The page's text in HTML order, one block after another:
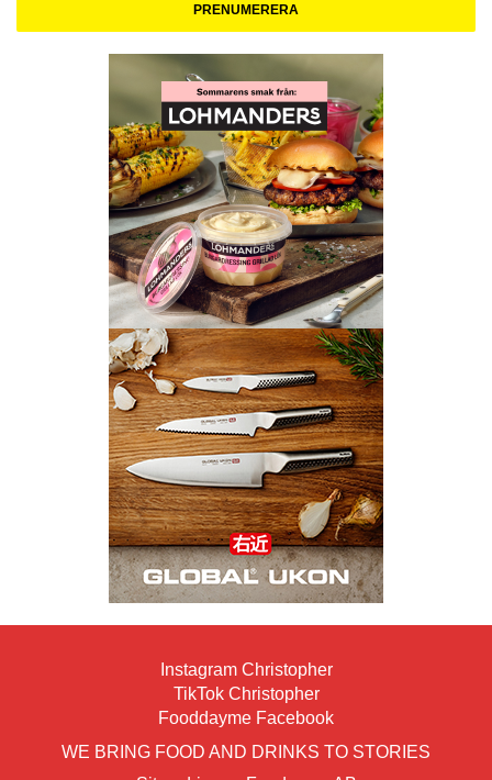
Instagram Christopher
TikTok Christopher
Fooddayme Facebook
WE BRING FOOD AND DRINKS TO STORIES